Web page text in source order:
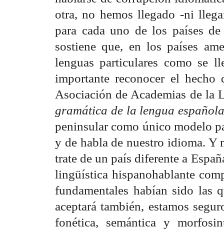
otra, no hemos llegado -ni
para cada uno de los países
sostiene que, en los países
lenguas particulares como se
importante reconocer el
Asociación de Academias de la
gramática de la lengua
peninsular como único modelo
y de habla de nuestro idioma. Y
trate de un país diferente a
lingüística hispanohablante
fundamentales habían sido las
aceptará también, estamos
fonética, semántica y